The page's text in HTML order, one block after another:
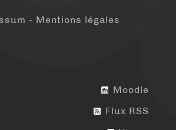
- Mentions légales
Moodle
Flux RSS